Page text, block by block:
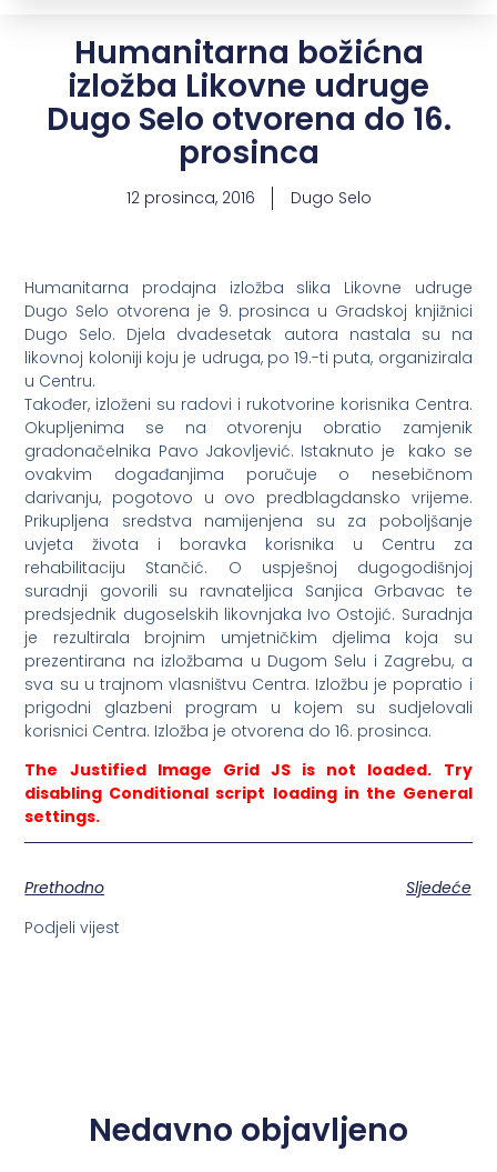
Humanitarna božićna
izložba Likovne udruge
Dugo Selo otvorena do 16.
prosinca
12 prosinca, 2016 Dugo Selo
Humanitarna prodajna izložba slika Likovne udruge
Dugo Selo otvorena je 9. prosinca u Gradskoj knjižnici
Dugo Selo. Djela dvadesetak autora nastala su na
likovnoj koloniji koju je udruga, po 19.-ti puta, organizirala
u Centru.
Također, izloženi su radovi i rukotvorine korisnika Centra.
Okupljenima se na otvorenju obratio zamjenik
gradonačelnika Pavo Jakovljević. Istaknuto je kako se
ovakvim događanjima poručuje o nesebičnom
darivanju, pogotovo u ovo predblagdansko vrijeme.
Prikupljena sredstva namijenjena su za poboljšanje
uvjeta života i boravka korisnika u Centru za
rehabilitaciju Stančić. O uspješnoj dugogodišnjoj
suradnji govorili su ravnateljica Sanjica Grbavac te
predsjednik dugoselskih likovnjaka Ivo Ostojić. Suradnja
je rezultirala brojnim umjetničkim djelima koja su
prezentirana na izložbama u Dugom Selu i Zagrebu, a
sva su u trajnom vlasništvu Centra. Izložbu je popratio i
prigodni glazbeni program u kojem su sudjelovali
korisnici Centra. Izložba je otvorena do 16. prosinca.
The Justified Image Grid JS is not loaded. Try
disabling Conditional script loading in the General
settings.
Prethodno
Sljedeće
Podjeli vijest
Nedavno objavljeno